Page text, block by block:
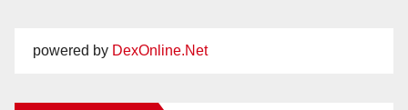
powered by DexOnline.Net